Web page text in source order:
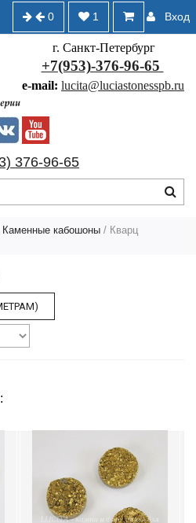
Вход
1
0
г. Санкт-Петербург
+7(953)-376-96-65
e-mail: lucita@luciastonesspb.ru
376-96-65
Каменные кабошоны / Кварц